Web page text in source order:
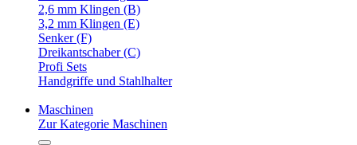
2,6 mm Klingen (B)
3,2 mm Klingen (E)
Senker (F)
Dreikantschaber (C)
Profi Sets
Handgriffe und Stahlhalter
Maschinen
Zur Kategorie Maschinen